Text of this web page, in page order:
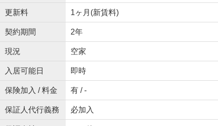
更新料 1ヶ月(新賃料)
契約期間 2年
現況 空家
入居可能日 即時
保険加入 / 料金 有 / -
保証人代行義務 必加入